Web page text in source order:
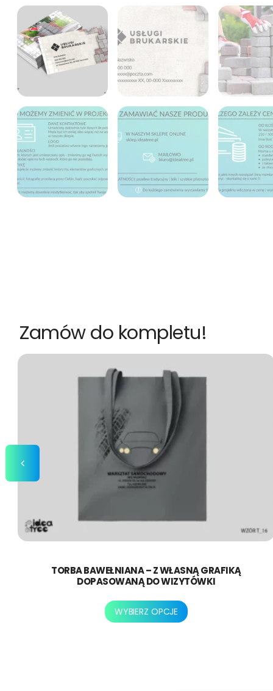
Zamów do kompletu!
TORBA BAWEŁNIANA – Z WŁASNĄ GRAFIKĄ
DOPASOWANĄ DO WIZYTÓWKI
WYBIERZ OPCJE
Ten